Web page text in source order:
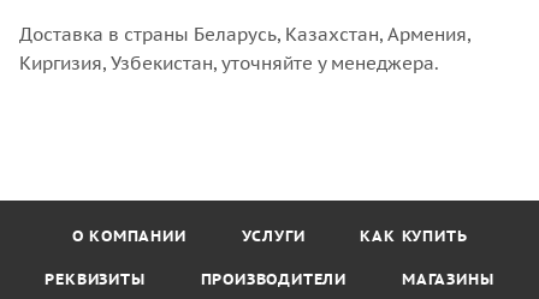
Доставка в страны Беларусь, Казахстан, Армения,
Киргизия, Узбекистан, уточняйте у менеджера.
О КОМПАНИИ УСЛУГИ КАК КУПИТЬ
РЕКВИЗИТЫ ПРОИЗВОДИТЕЛИ МАГАЗИНЫ